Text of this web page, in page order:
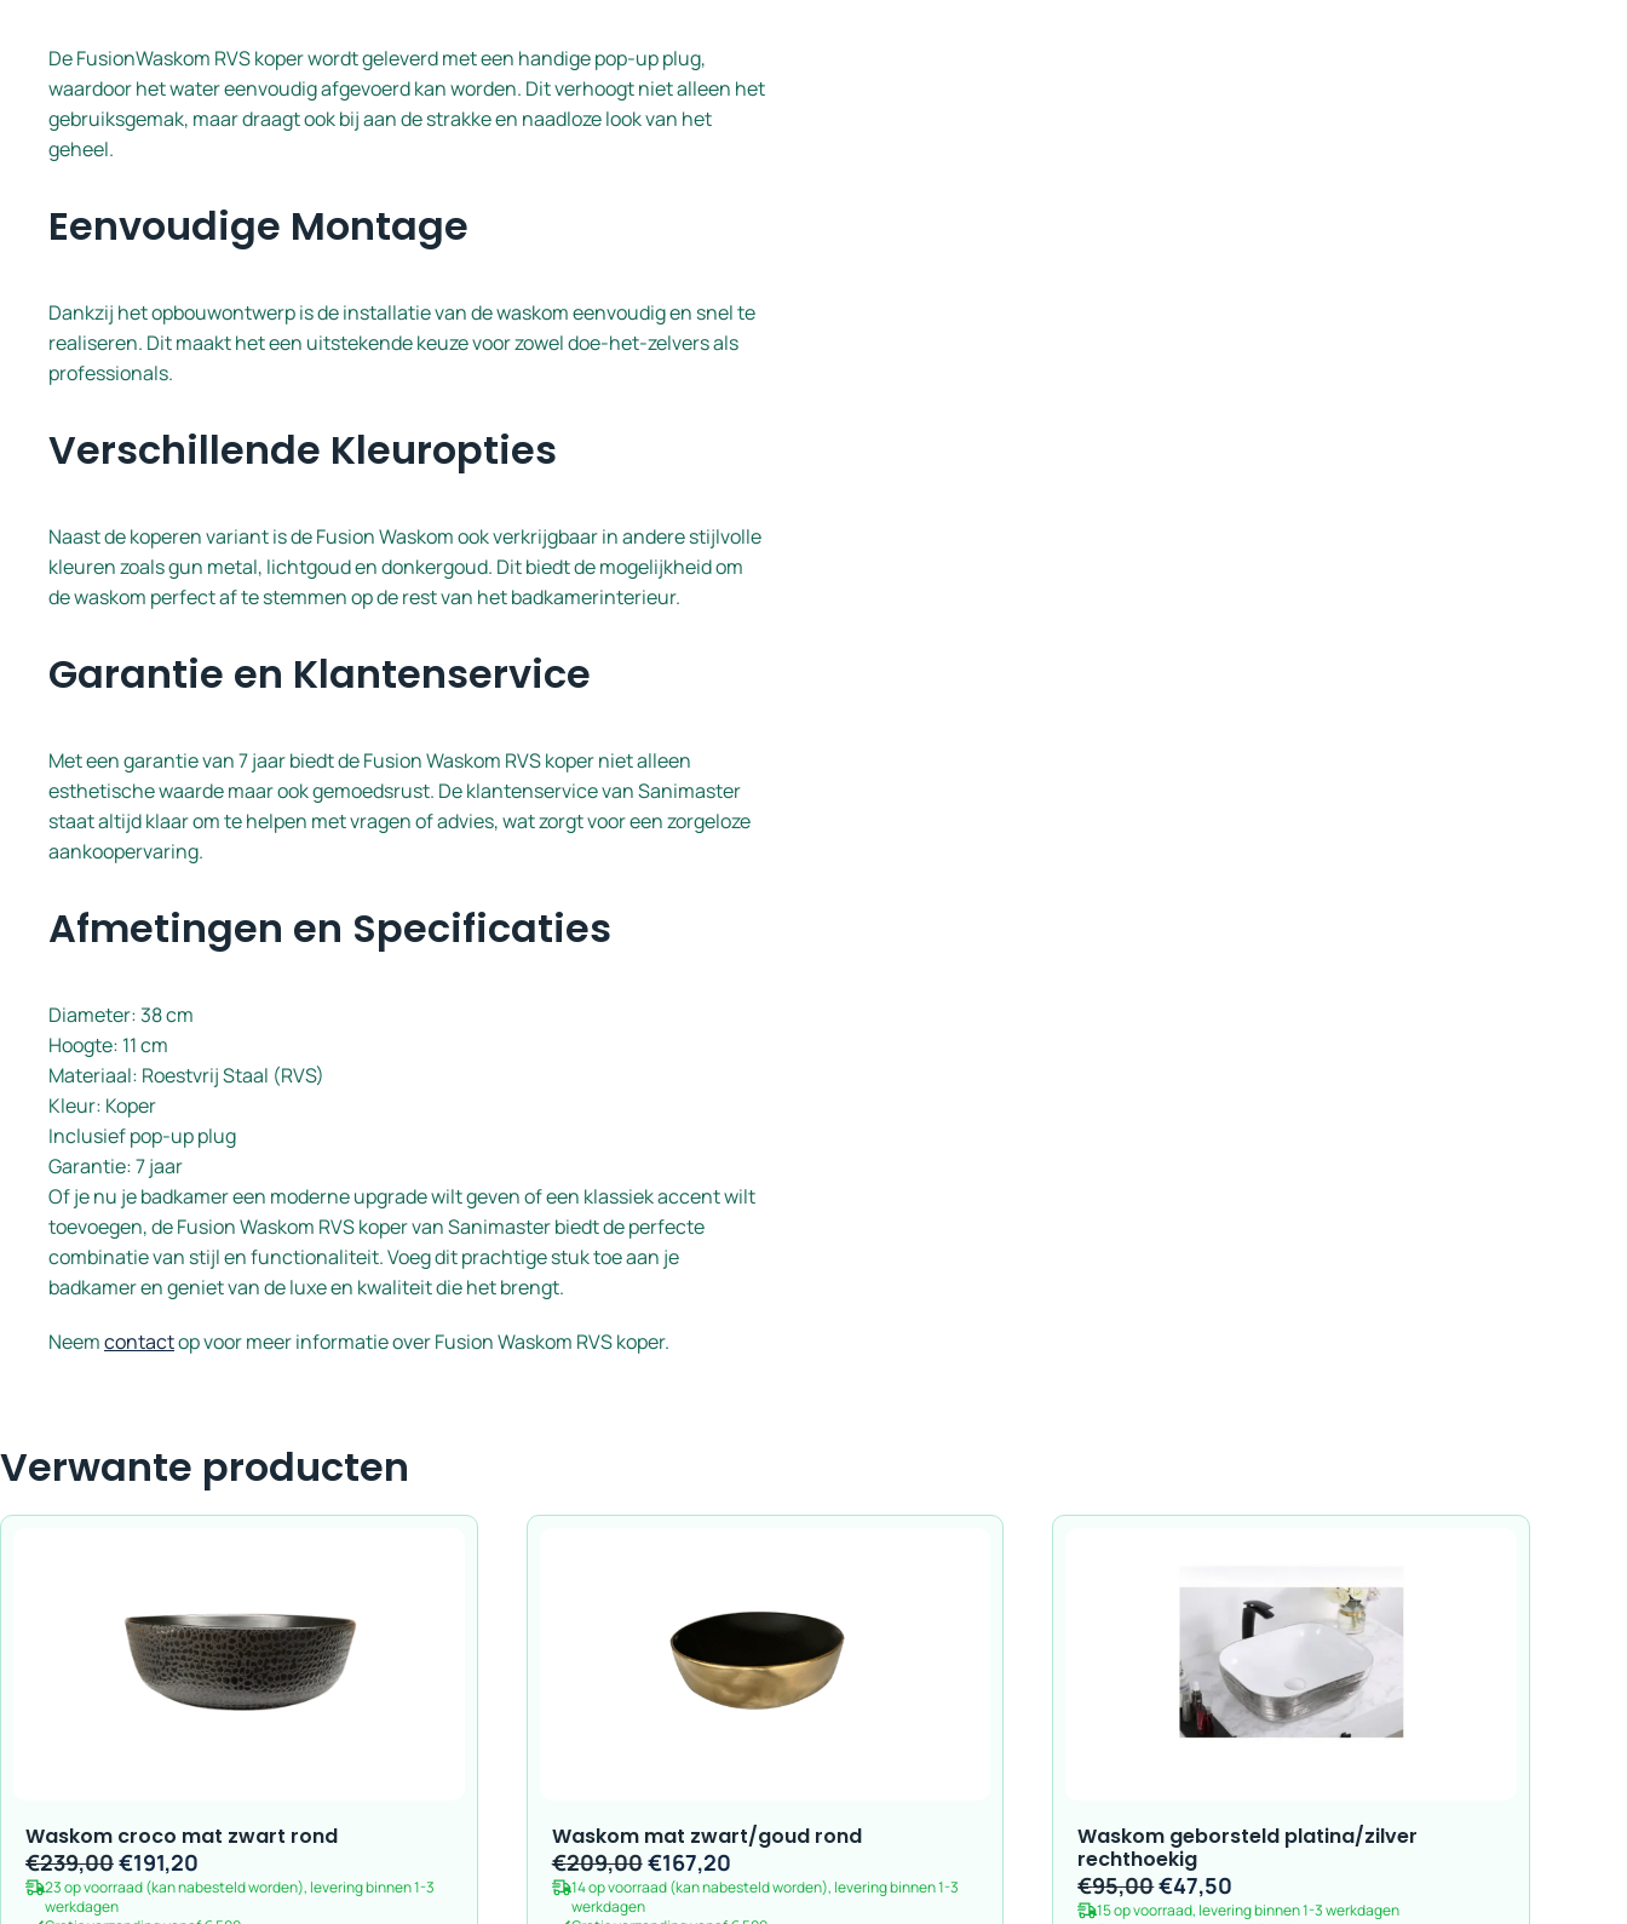
De FusionWaskom RVS koper wordt geleverd met een handige pop-up plug,
waardoor het water eenvoudig afgevoerd kan worden. Dit verhoogt niet alleen het
gebruiksgemak, maar draagt ook bij aan de strakke en naadloze look van het
geheel.
Eenvoudige Montage
Dankzij het opbouwontwerp is de installatie van de waskom eenvoudig en snel te
realiseren. Dit maakt het een uitstekende keuze voor zowel doe-het-zelvers als
professionals.
Verschillende Kleuropties
Naast de koperen variant is de Fusion Waskom ook verkrijgbaar in andere stijlvolle
kleuren zoals gun metal, lichtgoud en donkergoud. Dit biedt de mogelijkheid om
de waskom perfect af te stemmen op de rest van het badkamerinterieur.
Garantie en Klantenservice
Met een garantie van 7 jaar biedt de Fusion Waskom RVS koper niet alleen
esthetische waarde maar ook gemoedsrust. De klantenservice van Sanimaster
staat altijd klaar om te helpen met vragen of advies, wat zorgt voor een zorgeloze
aankoopervaring.
Afmetingen en Specificaties
Diameter: 38 cm
Hoogte: 11 cm
Materiaal: Roestvrij Staal (RVS)
Kleur: Koper
Inclusief pop-up plug
Garantie: 7 jaar
Of je nu je badkamer een moderne upgrade wilt geven of een klassiek accent wilt
toevoegen, de Fusion Waskom RVS koper van Sanimaster biedt de perfecte
combinatie van stijl en functionaliteit. Voeg dit prachtige stuk toe aan je
badkamer en geniet van de luxe en kwaliteit die het brengt.
Neemcontactop voor meer informatie over Fusion Waskom RVS koper.
Verwante producten
Waskom croco mat zwart rond
€239,00Oorspronkelijke
prijs
€191,20
prijs
23 op voorraad (kan nabesteld worden), levering binnen 1-3
werkdagen
Waskom mat zwart/goud rond
€209,00Oorspronkelijke
prijs
€167,20Huidige
prijs
14 op voorraad (kan nabesteld worden), levering binnen 1-3
werkdagen
Waskom geborsteld platina/zilver
rechthoekig
€95,00Oorspronkelijke
prijs
€47,50
prijs
15 op voorraad, levering binnen 1-3 werkdagen